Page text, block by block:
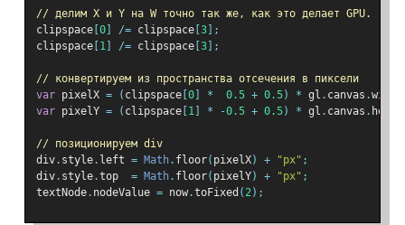
// делим X и Y на W точно так же, как это делает GPU.
clipspace 0 /= clipspace 3 ];
clipspace 1 /= clipspace 3 ];
// конвертируем из пространства отсечения в пиксели
var pixelX = ( clipspace 0 * 0.5 + 0.5) * gl . canvas .width
var pixelY = ( clipspace 1 * -0.5 + 0.5) * gl . canvas .
// позиционируем div
div. style. left = Math. floor( pixelX) + "px" ;
div. style.top = Math. floor( pixelY) + "px" ;
textNode. nodeValue = now.toFixed ( 2);